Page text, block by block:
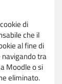
di
che il
al fine di
tra
Moodle o si
eliminato.